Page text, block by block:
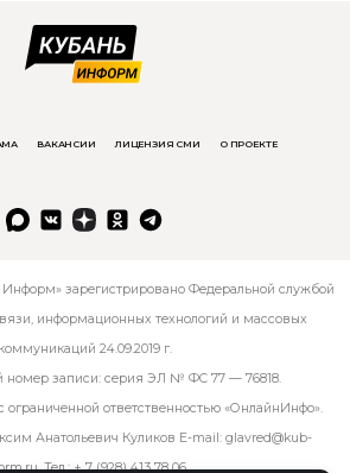
ВАКАНСИИ ЛИЦЕНЗИЯ СМИ О ПРОЕКТЕ
Информ» зарегистрировано Федеральной службой
информационных технологий и массовых
коммуникаций 24.09.2019 г.
номер записи: серия ЭЛ № ФС 77 — 76818.
ограниченной ответственностью «ОнлайнИнфо».
Анатольевич Куликов E-mail: glavred@kub-
. Тел.:+ 7 (928) 413 78 06.